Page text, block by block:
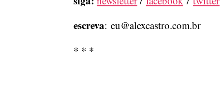
escreva: eu@alexcastro.com.br
* * *